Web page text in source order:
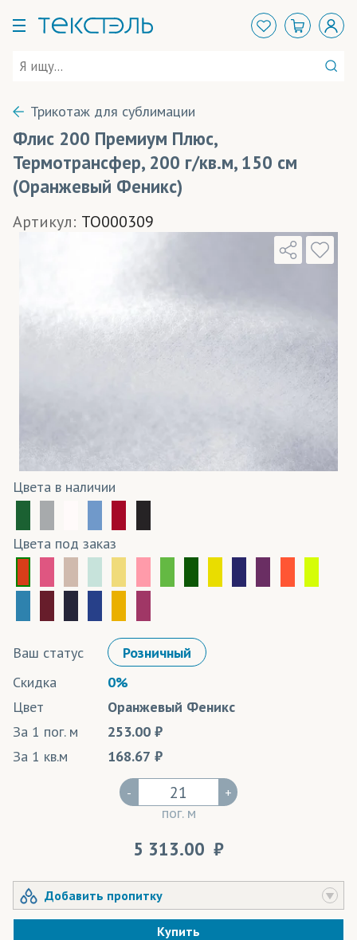
Трикотаж для сублимации
Флис 200 Премиум Плюс,
Термотрансфер, 200 г/кв.м, 150 см
(Оранжевый Феникс)
Артикул: TO000309
Цвета в наличии
Цвета под заказ
Ваш статус
Розничный
Скидка
0%
Цвет
Оранжевый Феникс
За 1 пог. м
253.00
За 1 кв.м
168.67
-
пог. м
+
5 313.00
Добавить пропитку
Купить